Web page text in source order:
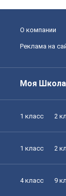
О компании
Реклама на
Моя Школа
1 класс 2
1 класс 2
4 класс 9